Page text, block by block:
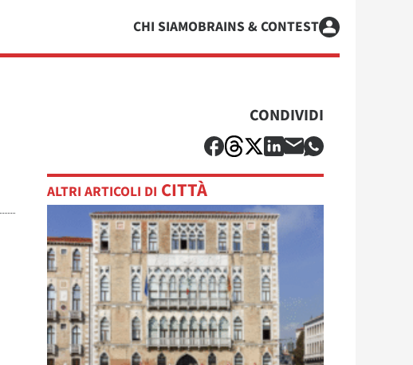
CHI SIAMOBRAINS & CONTEST
CONDIVIDI
ALTRI ARTICOLI DI CITTÀ